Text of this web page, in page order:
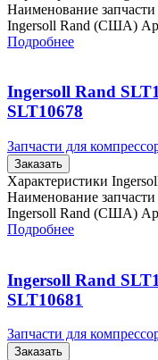
Наименование
Ingersoll Rand (США)
Подробнее
Ingersoll Rand
SLT10678
Запчасти для
Заказать
Характеристики
Наименование
Ingersoll Rand (США)
Подробнее
Ingersoll Rand
SLT10681
Запчасти для
Заказать